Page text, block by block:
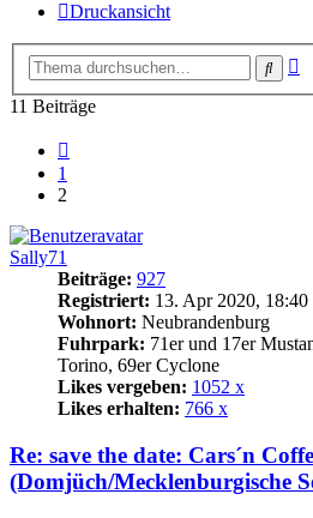
Druckansicht
Suche
11 Beiträge
1
2
Sally71
Beiträge: 927
Registriert: 13. Apr 2020, 18:40
Wohnort: Neubrandenburg
Fuhrpark: 71er und 17er
Torino, 69er Cyclone
Likes vergeben: 1052 x
Likes erhalten: 766 x
Re: save the date: Cars´n
(Domjüch/Mecklenburgische